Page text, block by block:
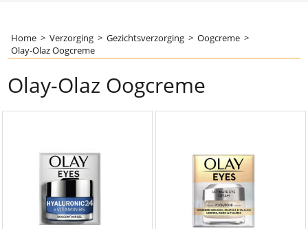
Home > Verzorging > Gezichtsverzorging > Oogcreme >
Olay-Olaz Oogcreme
Olay-Olaz Oogcreme